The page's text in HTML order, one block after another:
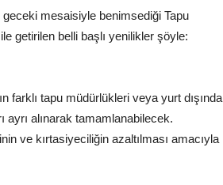
mesaisiyle benimsediği Tapu
getirilen belli başlı yenilikler şöyle:
farklı tapu müdürlükleri veya yurt dışında
ayrı alınarak tamamlanabilecek.
ve kırtasiyeciliğin azaltılması amacıyla